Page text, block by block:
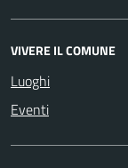
VIVERE IL COMUNE
Luoghi
Eventi